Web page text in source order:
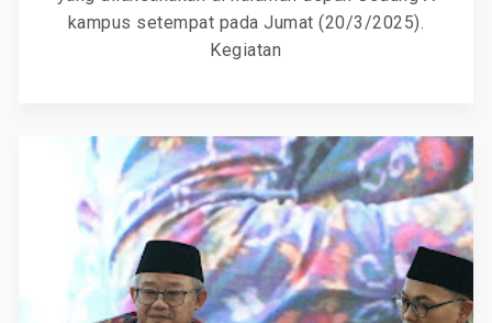
kampus setempat pada Jumat (20/3/2025).
Kegiatan